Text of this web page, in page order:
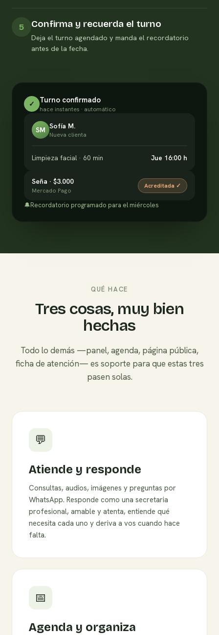
5 Confirma y recuerda el turno
Deja el turno agendado y manda el recordatorio
antes de la fecha.
✓ Turno confirmado
hace instantes · automático
SM Sofía M.
Nueva clienta
Limpieza facial · 60 min Jue 16:00 h
Seña · $3.000
Mercado Pago
Acreditada ✓
🔔Recordatorio programado para el miércoles
QUÉ HACE
Tres cosas, muy bien
hechas
Todo lo demás —panel, agenda, página pública,
ficha de atención— es soporte para que estas tres
pasen solas.
💬
Atiende y responde
Consultas, audios, imágenes y preguntas por
WhatsApp. Responde como una secretaria
profesional, amable y atenta, entiende qué
necesita cada uno y deriva a vos cuando hace
falta.
📅
Agenda y organiza